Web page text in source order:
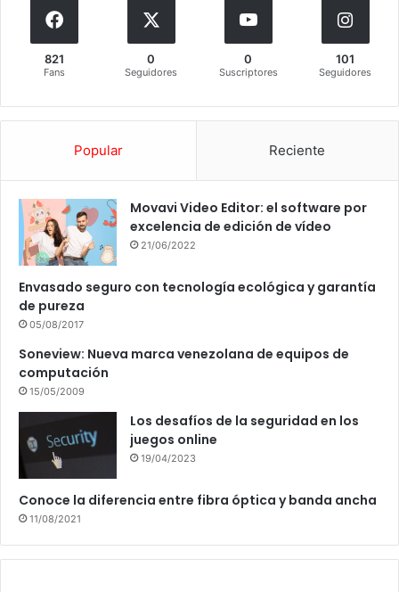
821
Fans
0
Seguidores
0
Suscriptores
101
Seguidores
Popular Reciente
Movavi Video Editor: el software por
excelencia de edición de vídeo
21/06/2022
Envasado seguro con tecnología ecológica y garantía
de pureza
05/08/2017
Soneview: Nueva marca venezolana de equipos de
computación
15/05/2009
Los desafíos de la seguridad en los
juegos online
19/04/2023
Conoce la diferencia entre fibra óptica y banda ancha
11/08/2021